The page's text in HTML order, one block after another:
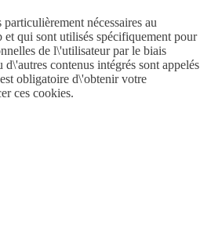
nécessaires au
qui sont utilisés spécifiquement pour
de l\'utilisateur par le biais
contenus intégrés sont appelés
obligatoire d\'obtenir votre
ces cookies.